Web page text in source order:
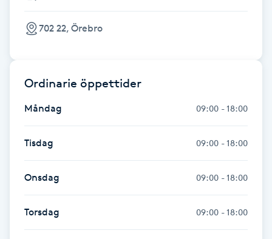
Hot yoga
Hudföryngring
Hudvård
Hyaluronsyra
Hyperhidros
Hypnos
702 22, Örebro
Ordinarie öppettider
Måndag 09:00 - 18:00
Tisdag 09:00 - 18:00
Onsdag 09:00 - 18:00
Torsdag 09:00 - 18:00